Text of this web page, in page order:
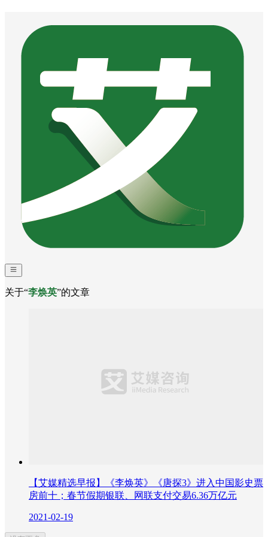
关于“李焕英”的文章
【艾媒精选早报】《李焕英》《唐探3》进入中国影史票
房前十；春节假期银联、网联支付交易6.36万亿元
2021-02-19